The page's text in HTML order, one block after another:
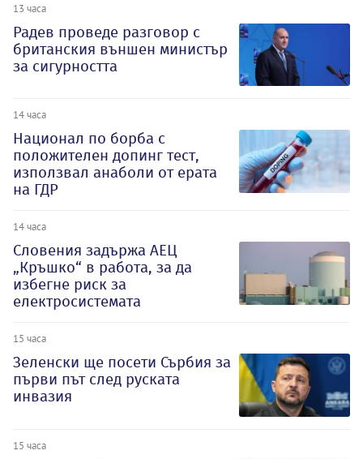
13 часа
Радев проведе разговор с
британския външен министър
за сигурността
14 часа
Национал по борба с
положителен допинг тест,
използвал анаболи от ерата
на ГДР
14 часа
Словения задържа АЕЦ
„Кръшко“ в работа, за да
избегне риск за
електросистемата
15 часа
Зеленски ще посети Сърбия за
първи път след руската
инвазия
15 часа